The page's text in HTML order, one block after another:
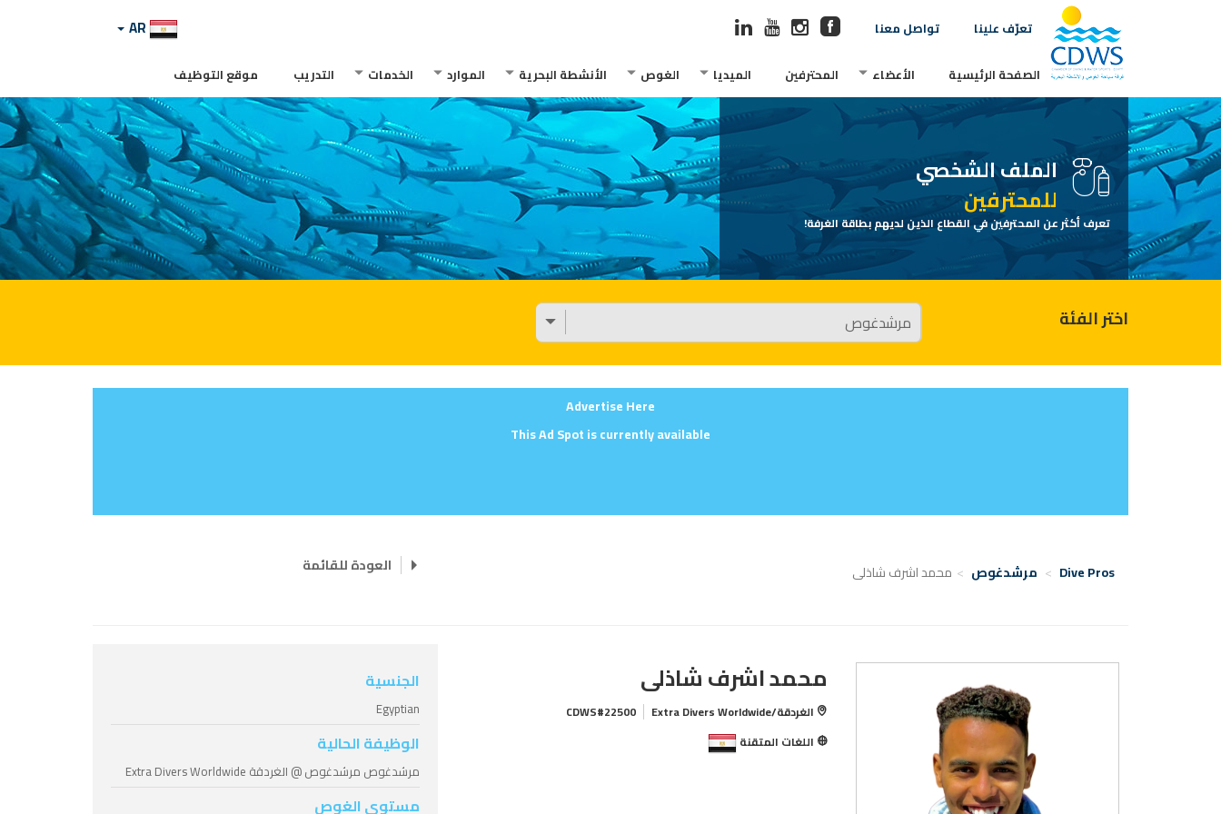
تعرّف علينا تواصل معنا
الصفحة الرئيسية الأعضاء المحترفين الميديا الغوص الأنشطة البحرية الموارد الخدمات التدريب موقع التوظيف
الملف الشخصي
للمحترفين
تعرف أكثر عن المحترفين في القطاع الذين لديهم بطاقة الغرفة!
اختر الفئة
Advertise Here
This Ad Spot is currently available
Dive Pros مرشدغوص محمد اشرف شاذلى العودة للقائمة
محمد اشرف شاذلى
الغردقة/Extra Divers Worldwide
CDWS#22500
اللغات المتقنة
الجنسية
Egyptian
الوظيفة الحالية
مرشدغوص مرشدغوص @ الغردقة Extra Divers Worldwide
مستوى الغوص